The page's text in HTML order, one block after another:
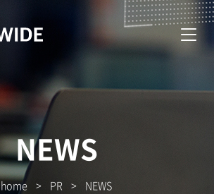
NEWS
home > PR > NEWS